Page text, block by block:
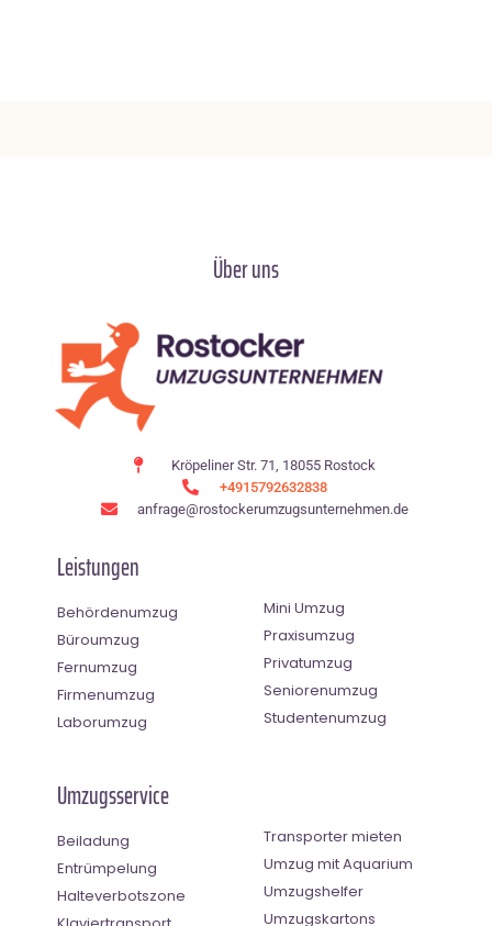
Über uns
Kröpeliner Str. 71, 18055 Rostock
+4915792632838
anfrage@rostockerumzugsunternehmen.de
Leistungen
Behördenumzug
Büroumzug
Fernumzug
Firmenumzug
Laborumzug
Mini Umzug
Praxisumzug
Privatumzug
Seniorenumzug
Studentenumzug
Umzugsservice
Beiladung
Entrümpelung
Halteverbotszone
Transporter mieten
Umzug mit Aquarium
Umzugshelfer
Umzugskartons